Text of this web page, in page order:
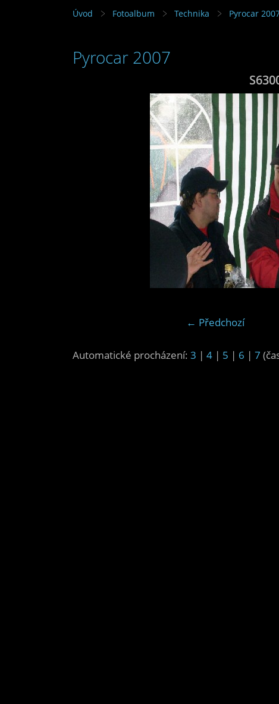
Úvod Fotoalbum Technika Pyrocar
Pyrocar 2007
← Předchozí
Automatické procházení: 3 | 4 | 5 | 6 | 7